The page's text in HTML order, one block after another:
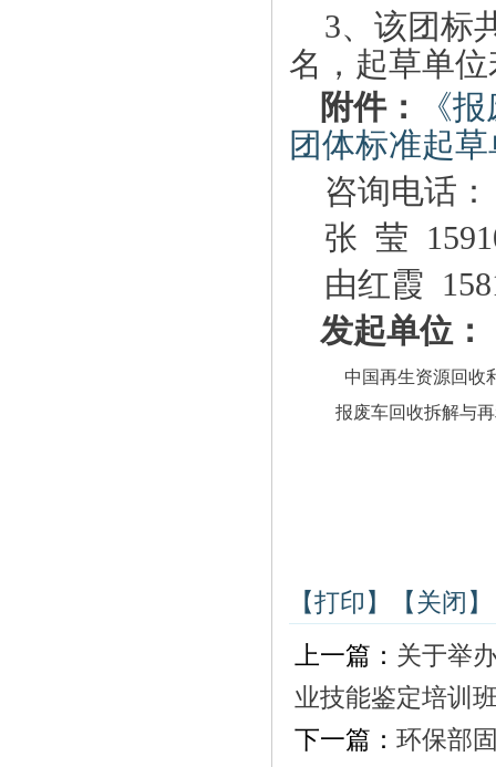
3、该团标
名，起草单
附件：
《
团体标准起
咨询电话：
张 莹
由红霞
发起单位：
中国再生资源回收
报废车回收拆解与
【打印】
【关闭】
上一篇： 关于举
业技能鉴定培训
下一篇： 环保部